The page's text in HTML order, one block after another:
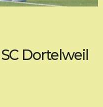
Dortelweil